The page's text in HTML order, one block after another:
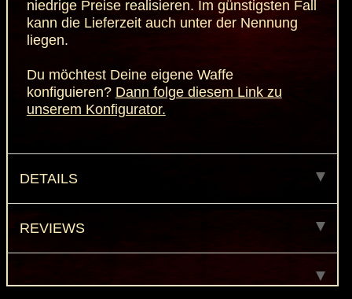
niedrige Preise realisieren. Im günstigsten Fall
kann die Lieferzeit auch unter der Nennung
liegen.
Du möchtest Deine eigene Waffe
konfiguieren? Dann folge diesem Link zu
unserem Konfigurator.
DETAILS
REVIEWS